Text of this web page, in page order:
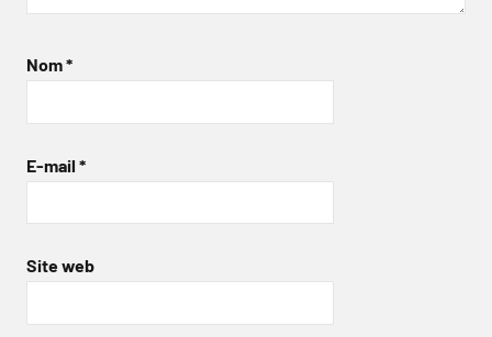
Nom*
E-mail *
Site web